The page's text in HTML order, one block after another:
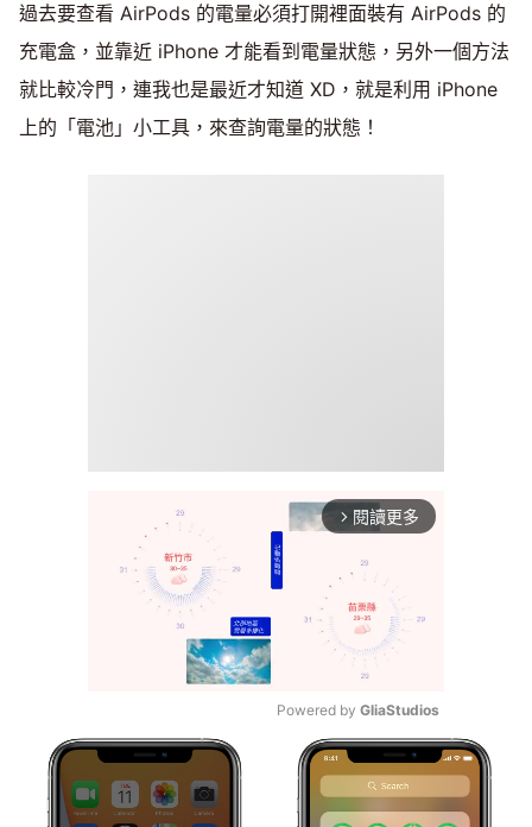
過去要查看 AirPods 的電量必須打開裡面裝有 AirPods 的
充電盒，並靠近 iPhone 才能看到電量狀態，另外一個方法
就比較冷門，連我也是最近才知道 XD，就是利用 iPhone
上的「電池」小工具，來查詢電量的狀態！
arrow_forward_ios 閱讀更多
Mute
Powered by GliaStudios